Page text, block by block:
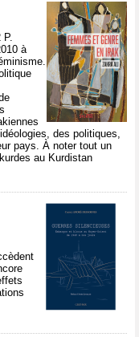
P.
à
des politiques,
pays. À noter tout un
au Kurdistan